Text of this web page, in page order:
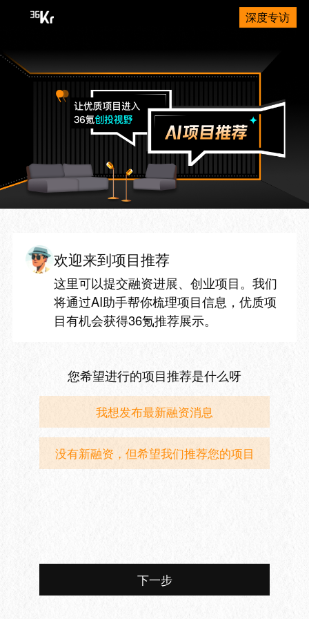
深度专访
欢迎来到项目推荐
这里可以提交融资进展、创业项目。我们
将通过AI助手帮你梳理项目信息，优质项
目有机会获得36氪推荐展示。
您希望进行的项目推荐是什么呀
我想发布最新融资消息
没有新融资，但希望我们推荐您的项目
下一步